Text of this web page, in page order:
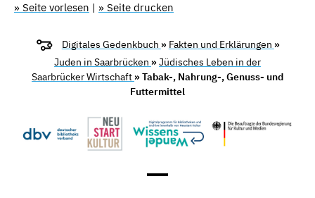
» Seite vorlesen | » Seite drucken
Digitales Gedenkbuch » Fakten und Erklärungen »
Juden in Saarbrücken »Jüdisches Leben in der
Saarbrücker Wirtschaft » Tabak-, Nahrung-, Genuss- und
Futtermittel